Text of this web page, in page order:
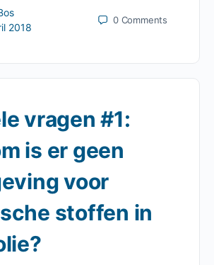
2018
0 Comments
vragen #1:
is er geen
voor
stoffen in